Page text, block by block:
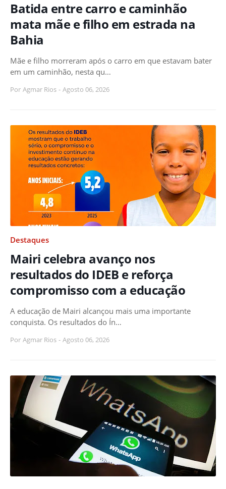
Batida entre carro e caminhão
mata mãe e filho em estrada na
Bahia
Mãe e filho morreram após o carro em que estavam bater
em um caminhão, nesta qu…
Por Agmar Rios - Agosto 06, 2026
Destaques
Mairi celebra avanço nos
resultados do IDEB e reforça
compromisso com a educação
A educação de Mairi alcançou mais uma importante
conquista. Os resultados do Ín…
Por Agmar Rios - Agosto 06, 2026